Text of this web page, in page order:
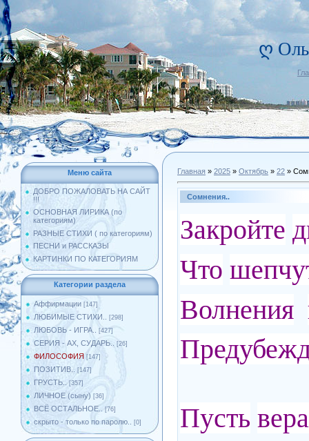
ღ
Меню сайта
ДОБРО ПОЖАЛОВАТЬ НА САЙТ
!!!
ОСНОВНАЯ ЛИРИКА (по
категориям)
РАЗНЫЕ СТИХИ ( по категориям)
ПЕСНИ и РАССКАЗЫ
КАРТИНКИ ПО КАТЕГОРИЯМ
Категории раздела
Аффирмации [147]
ЛЮБИМЫЕ СТИХИ.. [298]
ЛЮБОВЬ - ИГРА.. [427]
СЕРИЯ - АХ, СУДАРЬ.. [26]
ФИЛОСОФИЯ [147]
ПОЗИТИВ.. [147]
ГРУСТЬ.. [357]
ЛИЧНОЕ (сыну) [36]
ВСЁ ОСТАЛЬНОЕ.. [76]
скрыто - только по паролю.. [0]
Главная » 2025 » Октябрь » 22 »
Сомнения..
Закройте
Что
Волнения
Пусть вера